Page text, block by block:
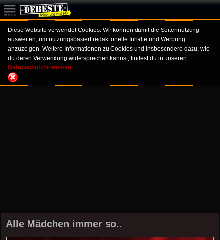
Diese Website verwendet Cookies. Wir können damit die Seitennutzung
auswerten, um nutzungsbasiert redaktionelle Inhalte und Werbung
anzuzeigen. Weitere Informationen zu Cookies und insbesondere dazu, wie
du deren Verwendung widersprechen kannst, findest du in unseren
Datenschutzhinweisen.
Alle Mädchen immer so..